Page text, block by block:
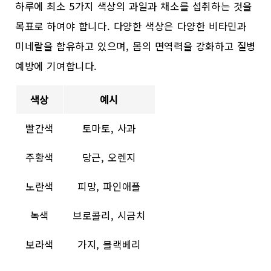
하루에 최소 5가지 색상의 과일과 채소를 섭취하는 것을
목표로 하여야 합니다. 다양한 색상은 다양한 비타민과
미네랄을 함유하고 있으며, 몸의 면역력을 강화하고 질병
예방에 기여합니다.
색상
예시
빨간색
토마토, 사과
주황색
당근, 오렌지
노란색
피망, 파인애플
녹색
브로콜리, 시금치
보라색
가지, 블랙베리